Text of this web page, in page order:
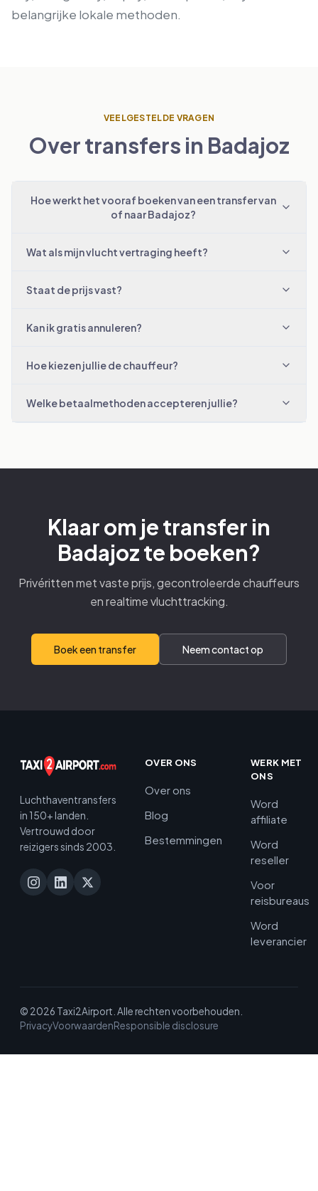
belangrijke lokale methoden.
VEELGESTELDE VRAGEN
Over transfers in Badajoz
Hoe werkt het vooraf boeken van een transfer van
of naar Badajoz?
Wat als mijn vlucht vertraging heeft?
Staat de prijs vast?
Kan ik gratis annuleren?
Hoe kiezen jullie de chauffeur?
Welke betaalmethoden accepteren jullie?
Klaar om je transfer in
Badajoz te boeken?
Privéritten met vaste prijs, gecontroleerde chauffeurs
en realtime vluchttracking.
Boek een transfer Neem contact op
Luchthaventransfers
in 150+ landen.
Vertrouwd door
reizigers sinds 2003.
OVER ONS
Over ons
Blog
Bestemmingen
WERK MET
ONS
Word
affiliate
Word
reseller
Voor
reisbureaus
Word
leverancier
© 2026 Taxi2Airport. Alle rechten voorbehouden.
PrivacyVoorwaardenResponsible disclosure